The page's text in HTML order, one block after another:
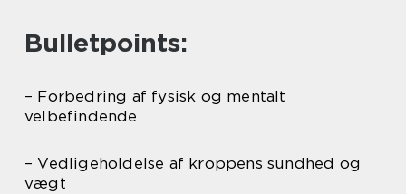
Bulletpoints:
– Forbedring af fysisk og mentalt
velbefindende
– Vedligeholdelse af kroppens sundhed og
vægt